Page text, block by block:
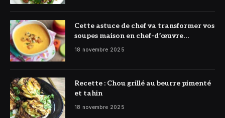
Cette astuce de chef va transformer vos
soupes maison en chef-d’œuvre
réconfortant
18 novembre 2025
Recette : Chou grillé au beurre pimenté
et tahin
18 novembre 2025